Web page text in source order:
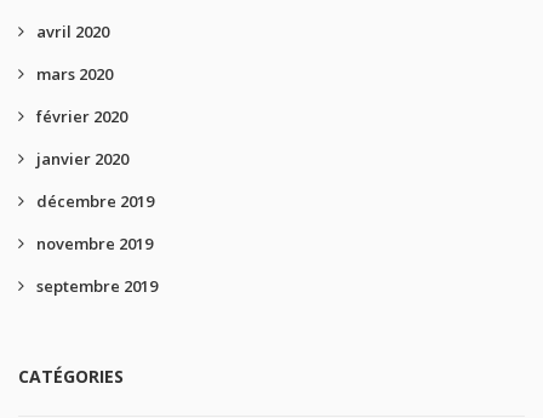
avril 2020
mars 2020
février 2020
janvier 2020
décembre 2019
novembre 2019
septembre 2019
CATÉGORIES